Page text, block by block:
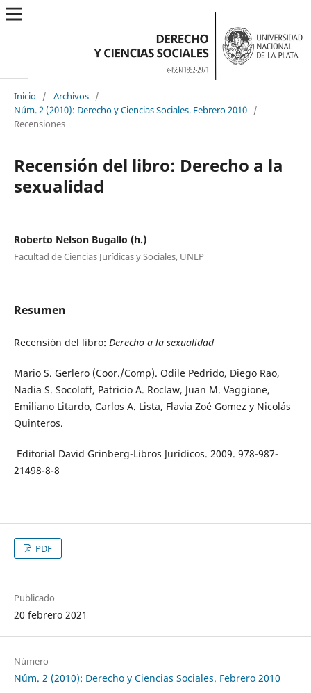
Inicio / Archivos /
Núm. 2 (2010): Derecho y Ciencias Sociales. Febrero 2010 /
Recensiones
Recensión del libro: Derecho a la
sexualidad
Roberto Nelson Bugallo (h.)
Facultad de Ciencias Jurídicas y Sociales, UNLP
Resumen
Recensión del libro: Derecho a la sexualidad
Mario S. Gerlero (Coor./Comp). Odile Pedrido, Diego Rao,
Nadia S. Socoloff, Patricio A. Roclaw, Juan M. Vaggione,
Emiliano Litardo, Carlos A. Lista, Flavia Zoé Gomez y Nicolás
Quinteros.
Editorial David Grinberg-Libros Jurídicos. 2009. 978-987-
21498-8-8
PDF
Publicado
20 febrero 2021
Número
Núm. 2 (2010): Derecho y Ciencias Sociales. Febrero 2010